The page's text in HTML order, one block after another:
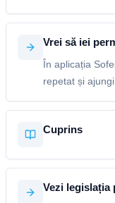
Vrei să iei
În aplicația
repetat și
Cuprins
Vezi legislația